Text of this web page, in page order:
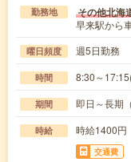
勤務地 その他北海
早来駅から
曜日頻度 週5日勤務
時間 8:30～
期間 即日～長期
時給 時給1400円
交通費